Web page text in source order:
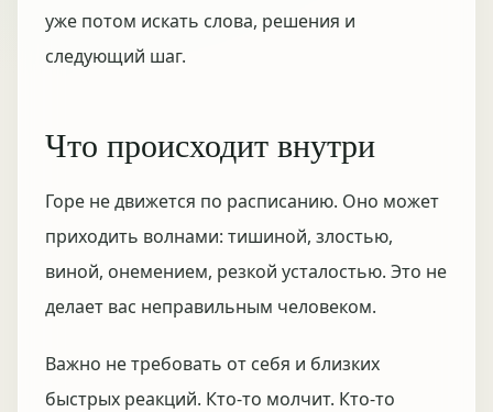
уже потом искать слова, решения и
следующий шаг.
Что происходит внутри
Горе не движется по расписанию. Оно может
приходить волнами: тишиной, злостью,
виной, онемением, резкой усталостью. Это не
делает вас неправильным человеком.
Важно не требовать от себя и близких
быстрых реакций. Кто-то молчит. Кто-то